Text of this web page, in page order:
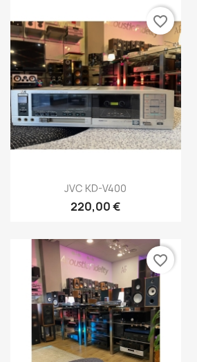
Anteprima
JVC KD-V400
220,00 €
favorite_border
favorite_border